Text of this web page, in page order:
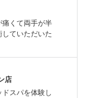
痛くて両手が半
ていただいた
店
スパを体験し